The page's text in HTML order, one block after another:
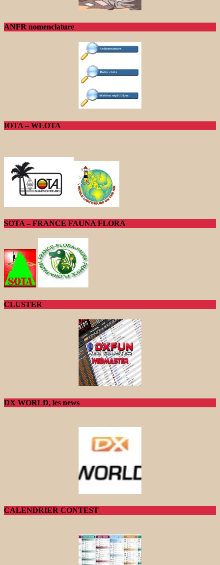
ANFR nomenclature
IOTA – WLOTA
SOTA – FRANCE FAUNA FLORA
CLUSTER
DX WORLD, les news
CALENDRIER CONTEST